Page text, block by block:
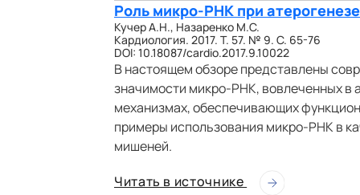
Роль микро-РНК при атерогенезе
Кучер А.Н., Назаренко М.С.
Кардиология. 2017. Т. 57. № 9. С. 65-76
DOI: 10.18087/cardio.2017.9.10022
В настоящем обзоре представлены
значимости микро-РНК, вовлеченных в
механизмах, обеспечивающих
примеры использования микро-РНК в
мишеней.
Читать в источнике